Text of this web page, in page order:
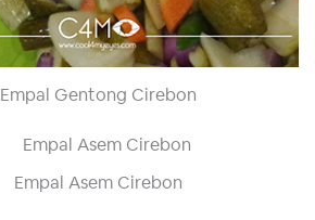
Empal Gentong Cirebon
Empal Asem Cirebon